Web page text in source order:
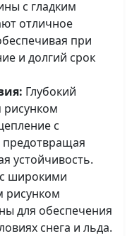
с гладким
отличное
при
и долгий срок
Глубокий
рисунком
с
устойчивость.
широкими
рисунком
для обеспечения
снега и льда.